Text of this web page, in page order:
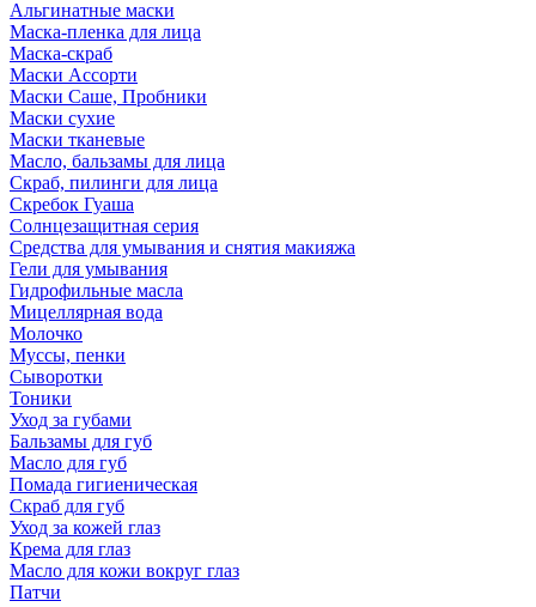
Альгинатные маски
Маска-пленка для лица
Маска-скраб
Маски Ассорти
Маски Саше, Пробники
Маски сухие
Маски тканевые
Масло, бальзамы для лица
Скраб, пилинги для лица
Скребок Гуаша
Солнцезащитная серия
Средства для умывания и снятия макияжа
Гели для умывания
Гидрофильные масла
Мицеллярная вода
Молочко
Муссы, пенки
Сыворотки
Тоники
Уход за губами
Бальзамы для губ
Масло для губ
Помада гигиеническая
Скраб для губ
Уход за кожей глаз
Крема для глаз
Масло для кожи вокруг глаз
Патчи